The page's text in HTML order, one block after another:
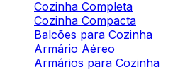
Cozinha Completa
Cozinha Compacta
Balcões para Cozinha
Armário Aéreo
Armários para Cozinha